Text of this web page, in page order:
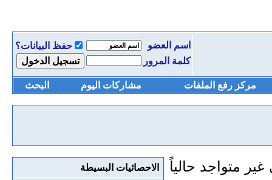
اسم العضو
حفظ البيانات؟
كلمة المرور
مركز رفع الملفات مشاركات اليوم البحث
الاحصائيات البسيطة